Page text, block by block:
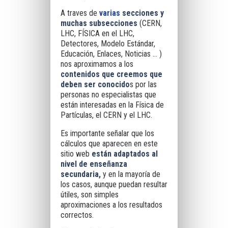
A traves de varias secciones y
muchas subsecciones (CERN,
LHC, FÍSICA en el LHC,
Detectores, Modelo Estándar,
Educación, Enlaces, Noticias ... )
nos aproximamos a los
contenidos que creemos que
deben ser conocidos por las
personas no especialistas que
están interesadas en la Física de
Partículas, el CERN y el LHC.
Es importante señalar que los
cálculos que aparecen en este
sitio web están adaptados al
nivel de enseñanza
secundaria,y en la mayoría de
los casos, aunque puedan resultar
útiles, son simples
aproximaciones a los resultados
correctos.